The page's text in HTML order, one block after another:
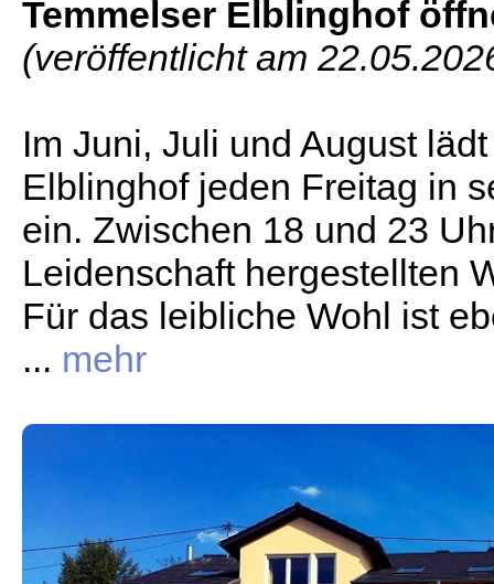
Temmelser Elblinghof
(veröffentlicht am
Im Juni, Juli und August
Elblinghof jeden Freitag in
ein. Zwischen 18 und 23
Leidenschaft hergestellten
Für das leibliche Wohl ist
... mehr